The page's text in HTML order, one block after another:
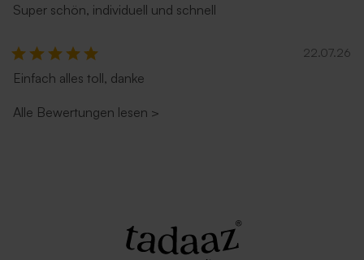
Super schön, individuell und schnell
22.07.26
Einfach alles toll, danke
Alle Bewertungen lesen >